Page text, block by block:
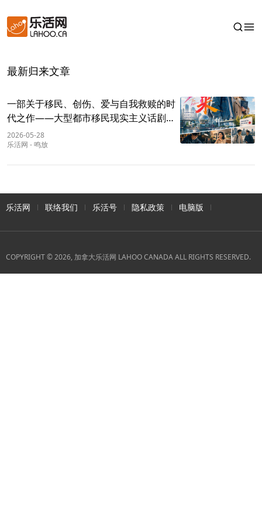
最新归来文章
一部关于移民、创伤、爱与自我救赎的时
代之作——大型都市移民现实主义话剧
《归来》
2026-05-28
乐活网 -鸣放
乐活网 联络我们 乐活号 隐私政策 电脑版
COPYRIGHT © 2026, 加拿大乐活网 LAHOO CANADA ALL RIGHTS RESERVED.